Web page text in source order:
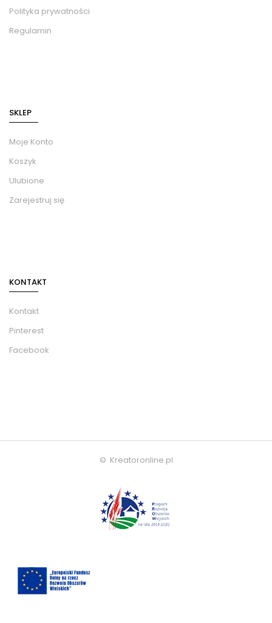
Polityka prywatności
Regulamin
SKLEP
Moje Konto
Koszyk
Ulubione
Zarejestruj się
KONTAKT
Kontakt
Pinterest
Facebook
© Kreatoronline.pl